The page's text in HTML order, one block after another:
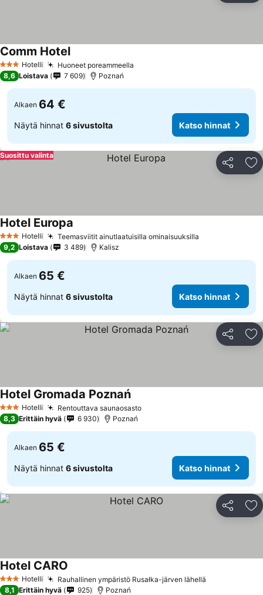
3 Tähtiluokitus
Hotelli Huoneet poreammeella
Comm HotelKatso hinnat
8,6 Loistava 7 609 Poznań
Alkaen 64 €
Näytä hinnat 6 sivustolta Katso hinnat
Jaa
Suosittu valinta
3 Tähtiluokitus
Hotelli Teemasviitit ainutlaatuisilla ominaisuuksilla
Hotel Europa
9,2 Loistava 3 489 Kalisz
Alkaen 65 €
Näytä hinnat 6 sivustolta Katso hinnat
Jaa
3 Tähtiluokitus
Hotelli Rentouttava saunaosastoKatso hinnat
Hotel Gromada PoznańKatso hinnat
8,3 Erittäin hyvä 6 930 Poznań
Alkaen 65 €
Näytä hinnat 6 sivustolta Katso hinnat
Jaa
3 Tähtiluokitus
Hotelli Rauhallinen ympäristö Rusałka-järven lähellä
Hotel CARO
8,1 Erittäin hyvä 925 Poznań